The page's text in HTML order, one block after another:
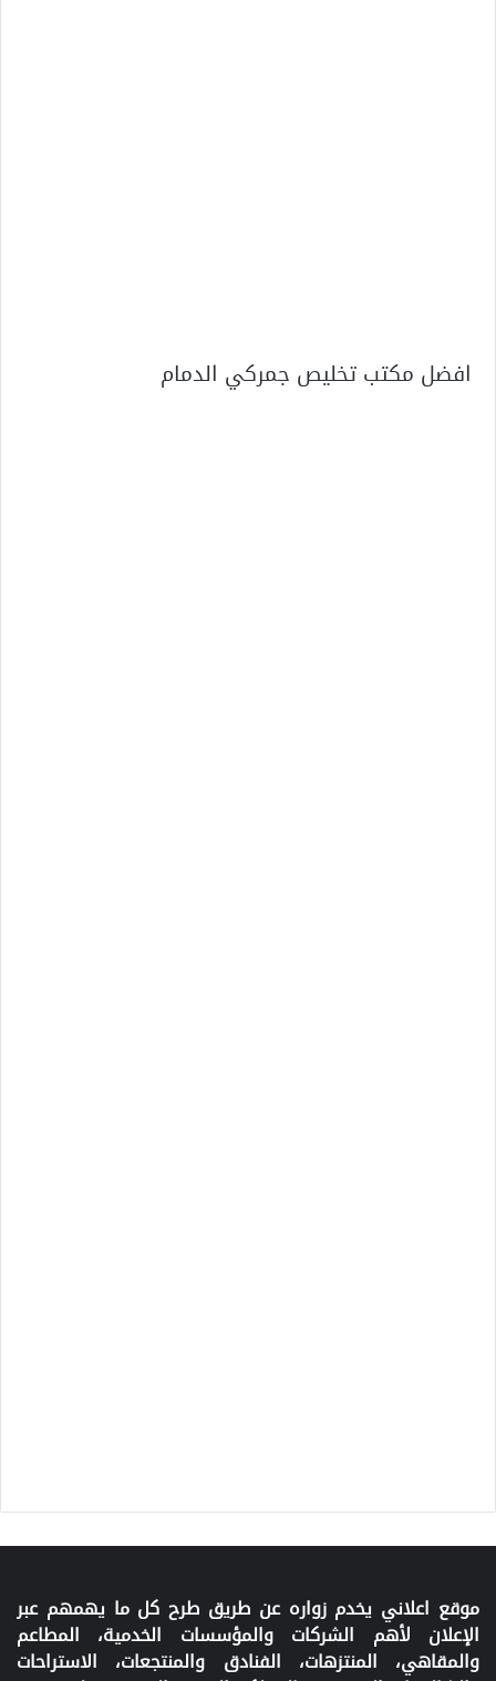
افضل مكتب تخليص جمركي الدمام
موقع اعلاني يخدم زواره عن طريق طرح كل ما يهمهم عبر
الإعلان لأهم الشركات والمؤسسات الخدمية، المطاعم
والمقاهي، المنتزهات، الفنادق والمنتجعات، الاستراحات